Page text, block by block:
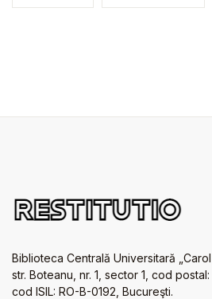
Biblioteca Centrală Universitară „Carol
str. Boteanu, nr. 1, sector 1, cod postal:
cod ISIL: RO-B-0192, Bucureşti.